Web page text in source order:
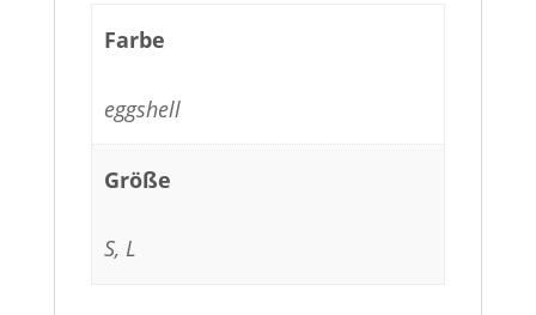
Farbe
eggshell
Größe
S, L